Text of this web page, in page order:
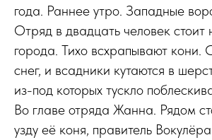
года. Раннее утро. Западные
Отряд в двадцать человек стоит
города. Тихо всхрапывают кони.
снег, и всадники кутаются в
из-под которых тускло
Во главе отряда Жанна. Рядом
узду её коня, правитель